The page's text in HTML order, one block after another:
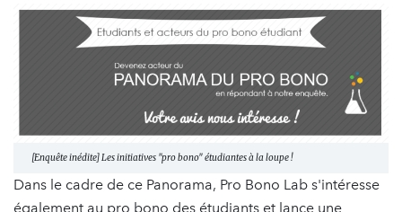
[Enquête inédite] Les initiatives "pro bono" étudiantes à la loupe !
Dans le cadre de ce Panorama, Pro Bono Lab s'intéresse
également au pro bono des étudiants et lance une